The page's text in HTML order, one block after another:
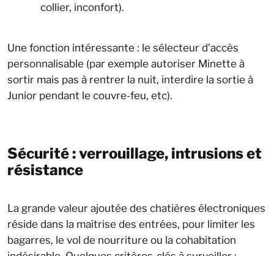
collier, inconfort).
Une fonction intéressante : le sélecteur d’accès
personnalisable (par exemple autoriser Minette à
sortir mais pas à rentrer la nuit, interdire la sortie à
Junior pendant le couvre-feu, etc).
Sécurité : verrouillage, intrusions et
résistance
La grande valeur ajoutée des chatières électroniques
réside dans la maîtrise des entrées, pour limiter les
bagarres, le vol de nourriture ou la cohabitation